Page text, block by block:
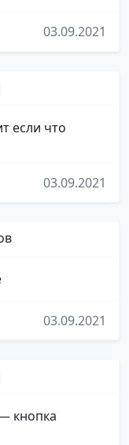
03.09.2021
если что
03.09.2021
03.09.2021
кнопка